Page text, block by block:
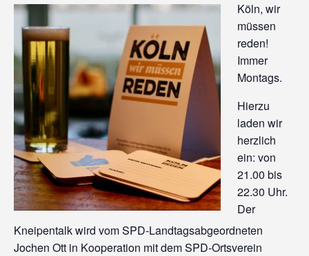
Köln, wir
müssen
reden!
Immer
Montags.
Hierzu
laden wir
herzlich
ein: von
21.00 bis
22.30 Uhr.
Der
Kneipentalk wird vom SPD-Landtagsabgeordneten
Jochen Ott in Kooperation mit dem SPD-Ortsverein